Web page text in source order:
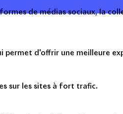
de médias sociaux, la
permet d'offrir une meilleure
sur les sites à fort trafic.